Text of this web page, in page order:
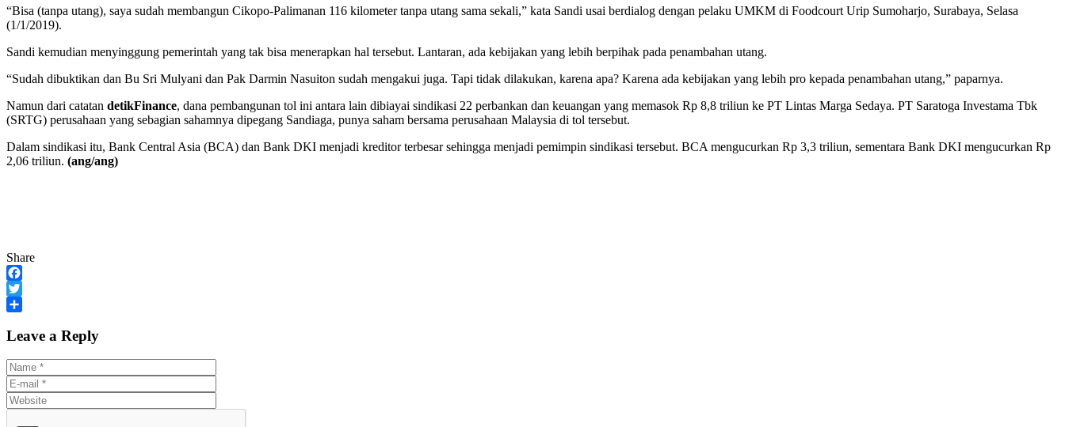
“Bisa (tanpa utang), saya sudah membangun Cikopo-Palimanan 116 kilometer tanpa utang sama sekali,” kata Sandi usai berdialog dengan pelaku UMKM di Foodcourt Urip Sumoharjo, Surabaya, Selasa
(1/1/2019).
Sandi kemudian menyinggung pemerintah yang tak bisa menerapkan hal tersebut. Lantaran, ada kebijakan yang lebih berpihak pada penambahan utang.
“Sudah dibuktikan dan Bu Sri Mulyani dan Pak Darmin Nasuiton sudah mengakui juga. Tapi tidak dilakukan, karena apa? Karena ada kebijakan yang lebih pro kepada penambahan utang,” paparnya.
Namun dari catatan detikFinance, dana pembangunan tol ini antara lain dibiayai sindikasi 22 perbankan dan keuangan yang memasok Rp 8,8 triliun ke PT Lintas Marga Sedaya. PT Saratoga Investama Tbk
(SRTG) perusahaan yang sebagian sahamnya dipegang Sandiaga, punya saham bersama perusahaan Malaysia di tol tersebut.
Dalam sindikasi itu, Bank Central Asia (BCA) dan Bank DKI menjadi kreditor terbesar sehingga menjadi pemimpin sindikasi tersebut. BCA mengucurkan Rp 3,3 triliun, sementara Bank DKI mengucurkan Rp
2,06 triliun. (ang/ang)
Share
Facebook
Twitter
Leave a Reply